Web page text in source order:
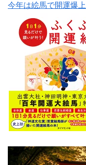
今年は絵馬で開運爆